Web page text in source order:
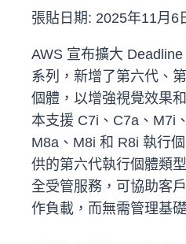
張貼日期: 2025年11月6
AWS 宣布擴大
系列，新增了第六代、
個體，以增強視覺效果
本支援 C7i、C7a、M7i
M8a、M8i 和 R8i 執行
供的第六代執行個體類
全受管服務，可協助客
作負載，而無需管理基